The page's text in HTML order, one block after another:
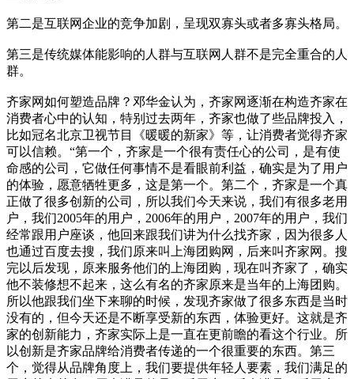
第二是互联网企业的竞争加剧，呈现双寡头或者多寡头格局。
第三是传统媒体能影响的人群与互联网人群不是完全重合的人
群。
齐家网如何塑造品牌？邓华金认为，齐家网逐渐在构造齐家在
消费者心中的认知，特别过去两年，齐家也做了些品牌投入，
比如冠名北京卫视节目《暖暖的新家》等，让消费者觉得齐家
可以信赖。“第一个，齐家是一个很有责任心的公司，是有使
命感的公司，它做任何事情不是看眼前利益，确实是为了用户
的体验，愿意牺牲更多，这是第一个。第二个，齐家是一个真
正做了很多创新的公司，所以我们今天来说，我们有很多老用
户，我们2005年的用户，2006年的用户，2007年的用户，我们
经常跟用户座谈，他回来跟我们讲为什么找齐家，因为很多人
也通过百度去搜，我们原来叫上海团购网，后来叫齐家网。搜
完以后发现，原来服务他们的上海团购，现在叫齐家了，确实
他不装修想不起来，这么有名的齐家原来是当年的上海团购。
所以他跟我们坐下来聊的时候，发现齐家做了很多东西是当时
没有的，但今天还是不断享受新的东西，体验更好。这就是齐
家的创新能力，齐家实际上是一直在更前瞻的看这个行业。所
以创新是齐家品牌给消费者传递的一个很重要的东西。第三
个，觉得从品牌角度上，我们要提供年轻人要素，我们满足的